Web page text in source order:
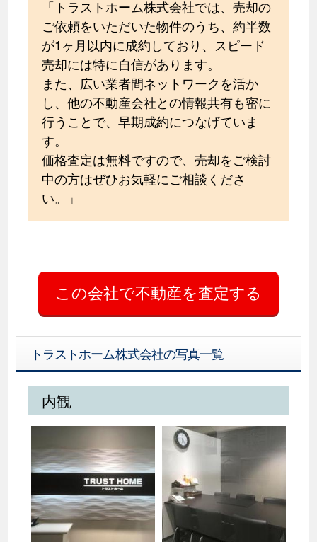
「トラストホーム株式会社では、売却の
ご依頼をいただいた物件のうち、約半数
が1ヶ月以内に成約しており、スピード
売却には特に自信があります。
また、広い業者間ネットワークを活か
し、他の不動産会社との情報共有も密に
行うことで、早期成約につなげていま
す。
価格査定は無料ですので、売却をご検討
中の方はぜひお気軽にご相談くださ
い。」
トラストホーム株式会社の写真一覧
内観